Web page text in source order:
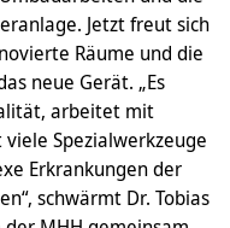
Jetzt freut sich
Räume und die
neue Gerät. „Es
arbeitet mit
Spezialwerkzeuge
Erkrankungen der
schwärmt Dr. Tobias